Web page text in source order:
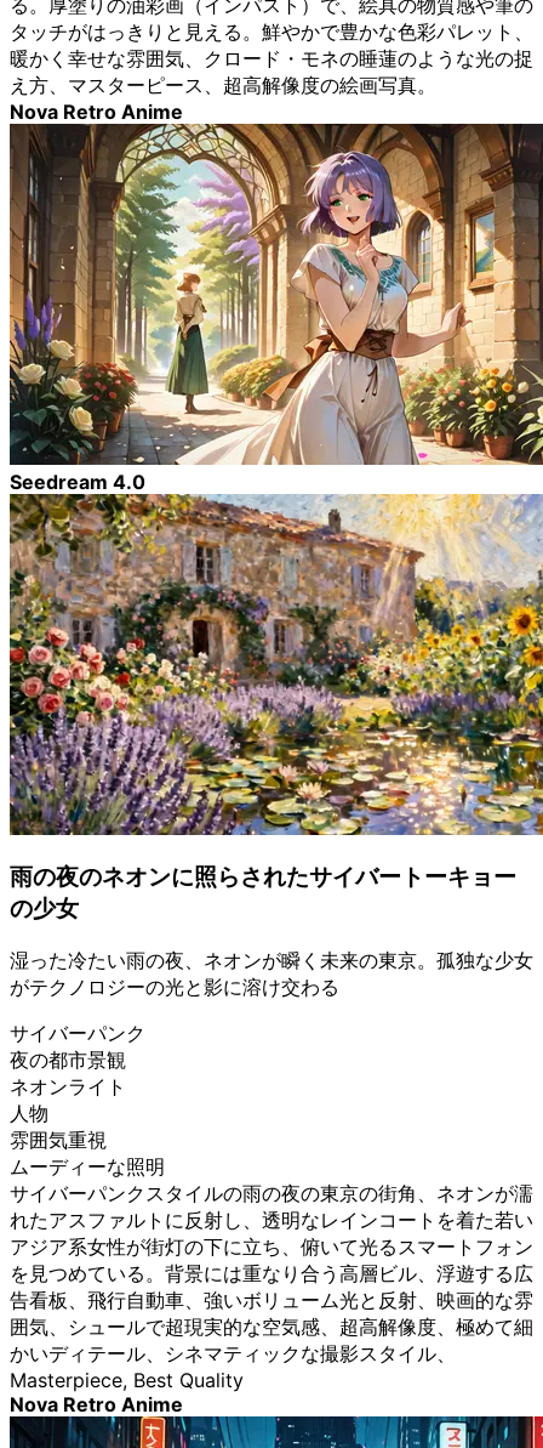
タッチがはっきりと見える。鮮やかで豊かな色彩パレット、
暖かく幸せな雰囲気、クロード・モネの睡蓮のような光の捉
え方、マスターピース、超高解像度の絵画写真。
Nova Retro Anime
Seedream 4.0
雨の夜のネオンに照らされたサイバートーキョー
の少女
湿った冷たい雨の夜、ネオンが瞬く未来の東京。孤独な少女
がテクノロジーの光と影に溶け交わる
サイバーパンク
夜の都市景観
ネオンライト
人物
雰囲気重視
ムーディーな照明
サイバーパンクスタイルの雨の夜の東京の街角、ネオンが濡
れたアスファルトに反射し、透明なレインコートを着た若い
アジア系女性が街灯の下に立ち、俯いて光るスマートフォン
を見つめている。背景には重なり合う高層ビル、浮遊する広
告看板、飛行自動車、強いボリューム光と反射、映画的な雰
囲気、シュールで超現実的な空気感、超高解像度、極めて細
かいディテール、シネマティックな撮影スタイル、
Masterpiece, Best Quality
Nova Retro Anime